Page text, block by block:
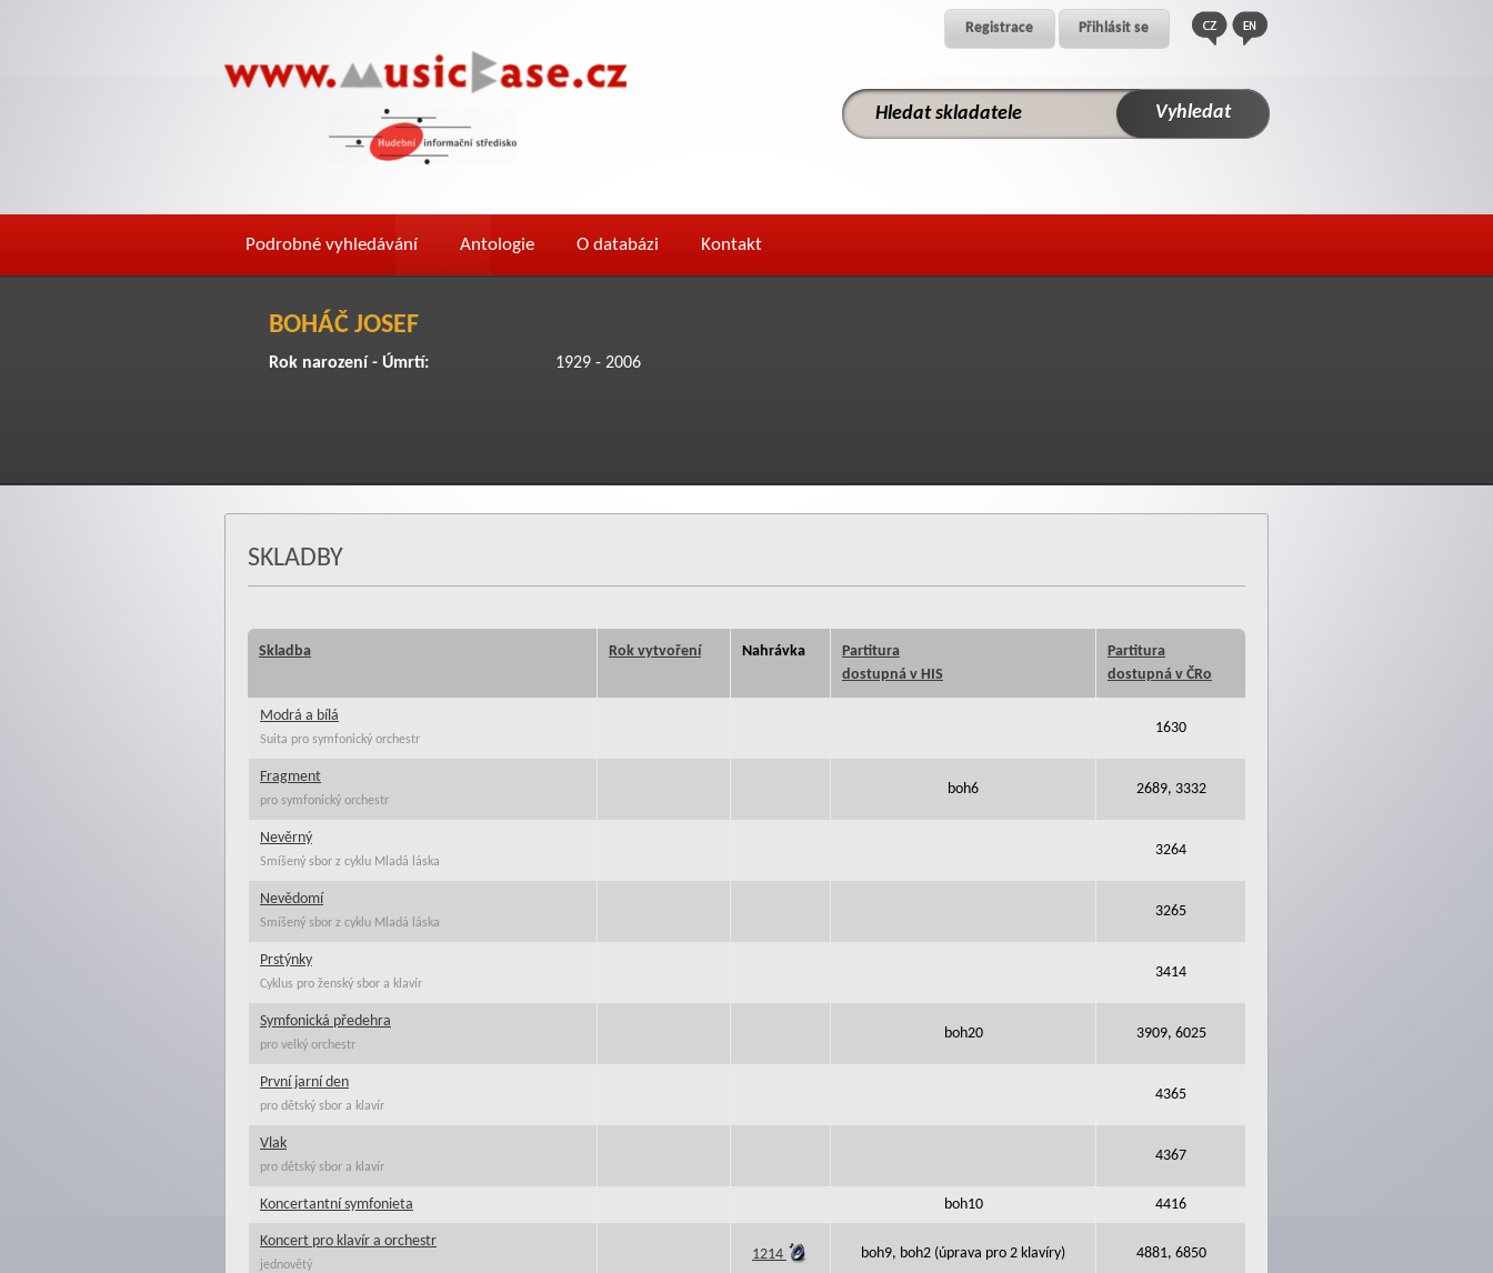
Registrace Přihlásit se
Podrobné vyhledávání Antologie O databázi Kontakt
BOHÁČ JOSEF
Rok narození - Úmrtí: 1929 - 2006
SKLADBY
Skladba Rok vytvoření Nahrávka
Partitura
dostupná v HIS
Partitura
dostupná v ČRo
Modrá a bílá
Suita pro symfonický orchestr
1630
Fragment
pro symfonický orchestr
boh6 2689, 3332
Nevěrný
Smíšený sbor z cyklu Mladá láska
3264
Nevědomí
Smíšený sbor z cyklu Mladá láska
3265
Prstýnky
Cyklus pro ženský sbor a klavír
3414
Symfonická předehra
pro velký orchestr
boh20 3909, 6025
První jarní den
pro dětský sbor a klavír
4365
Vlak
pro dětský sbor a klavír
4367
Koncertantní symfonieta boh10 4416
Koncert pro klavír a orchestr
jednovětý
1214 boh9, boh2 (úprava pro 2 klavíry) 4881, 6850